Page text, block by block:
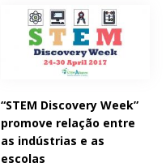
“STEM Discovery Week”
promove relação entre
as indústrias e as
escolas